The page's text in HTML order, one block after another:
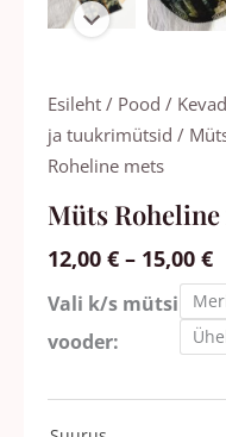
Esileht / Pood /
ja tuukrimütsid /
Roheline mets
Müts
12,00 € – 15,00 €
Vali k/s mütsi
vooder:
Müts
Roheline
mets